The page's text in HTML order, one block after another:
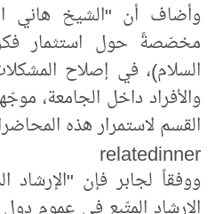
وأضاف أن "الشيخ هاني
مخصّصةً حول استثمار فكر
السلام)، في إصلاح
والأفراد داخل الجامعة،
القسم لاستمرار هذه
relatedinner
ووفقاً لجابر فإن "الإرشاد
الإرشاد المتّبع في عموم